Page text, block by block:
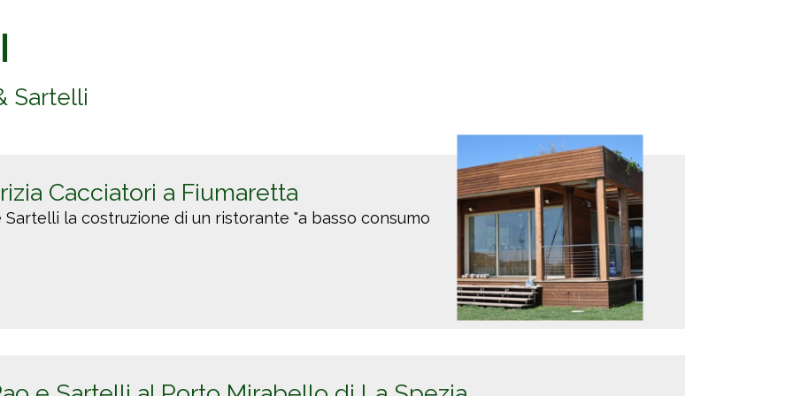
Sartelli
Cacciatori a Fiumaretta
Sartelli la costruzione di un ristorante "a basso consumo